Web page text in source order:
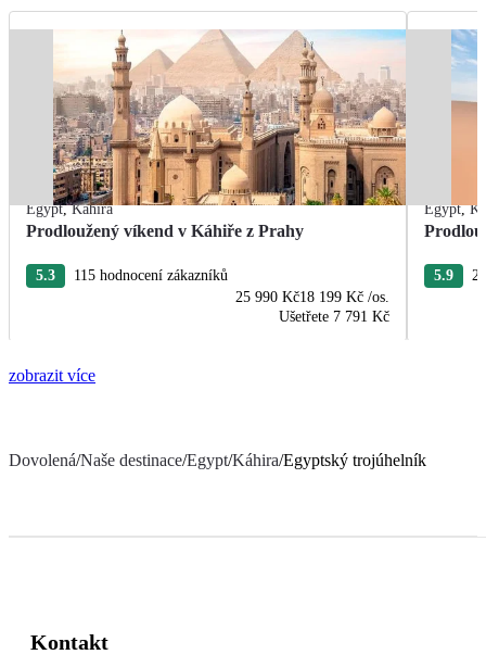
Egypt,Káhira
Prodloužený víkend v Káhiře z Prahy
5.3
115 hodnocení zákazníků
25 990 Kč18 199 Kč /os.
Ušetřete 7 791 Kč
Egypt,
5.9
zobrazit více
Dovolená/Naše destinace/Egypt/Káhira/Egyptský trojúhelník
Kontakt